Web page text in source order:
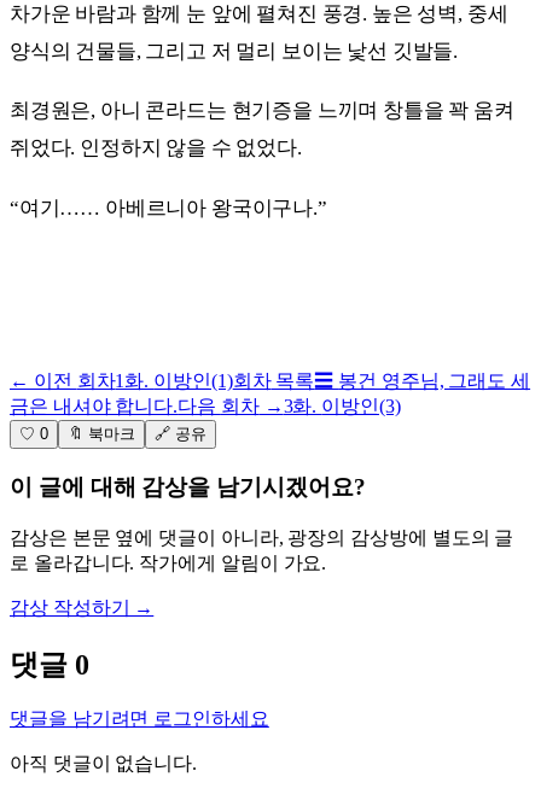
차가운 바람과 함께 눈 앞에 펼쳐진 풍경. 높은 성벽, 중세
양식의 건물들, 그리고 저 멀리 보이는 낯선 깃발들.
최경원은, 아니 콘라드는 현기증을 느끼며 창틀을 꽉 움켜
쥐었다. 인정하지 않을 수 없었다.
“여기…… 아베르니아 왕국이구나.”
← 이전 회차1화. 이방인(1)회차목록☰ 봉건 영주님, 그래도 세
금은 내셔야 합니다.다음 회차→3화. 이방인(3)
♡ 0 🔖 북마크 🔗 공유
이 글에 대해 감상을 남기시겠어요?
감상은 본문 옆에 댓글이 아니라, 광장의 감상방에 별도의 글
로 올라갑니다. 작가에게 알림이 가요.
감상 작성하기 →
댓글 0
댓글을 남기려면 로그인하세요
아직 댓글이 없습니다.